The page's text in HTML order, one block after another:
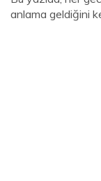
anlama geldiğini